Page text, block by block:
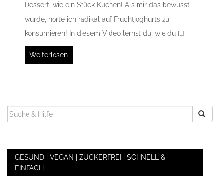
Dessert, wie ein Stück Kuchen! Als mir das bewusst
wurde, hörte ich radikal auf Fruchtjoghurts zu
konsumieren! In diesem Video lernst du, wie du […]
Weiterlesen
SUCHEN
NACH:
GESUND | VEGAN | ZUCKERFREI | SCHNELL &
EINFACH